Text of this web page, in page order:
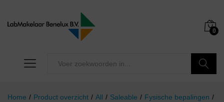
0
Home / Product overzicht / All / Saleable / Fysische bepalingen /